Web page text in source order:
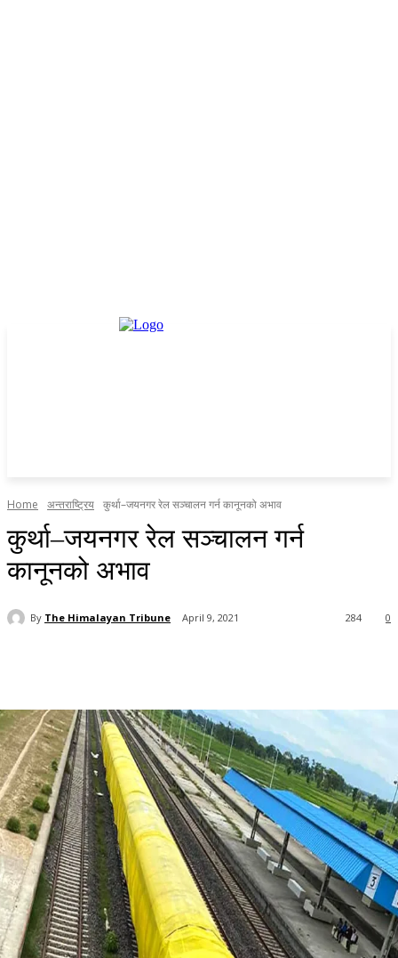
Home अन्तराष्ट्रिय कुर्था–जयनगर रेल सञ्चालन गर्न कानूनको अभाव
कुर्था–जयनगर रेल सञ्चालन गर्न
कानूनको अभाव
By The Himalayan Tribune April 9, 2021 0
284